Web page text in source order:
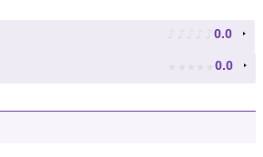
♪ ♪ ♪ ♪ ♪ 0.0
★ ★ ★ ★ ★ 0.0